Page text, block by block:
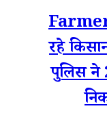
रहे
पुलिस ने